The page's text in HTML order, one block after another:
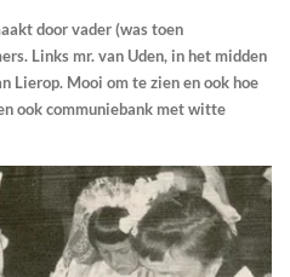
door vader (was toen
Links mr. van Uden, in het midden
Lierop. Mooi om te zien en ook hoe
ook communiebank met witte